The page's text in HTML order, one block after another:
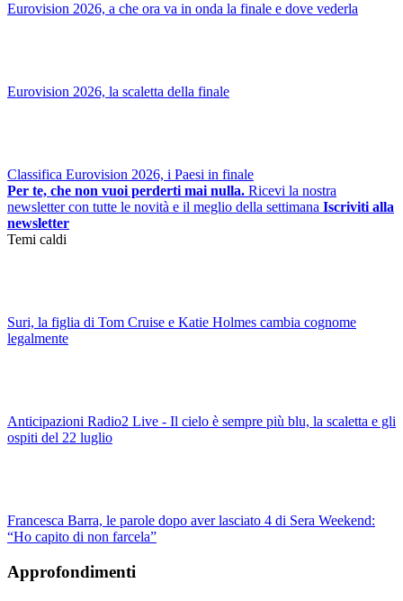
Eurovision 2026, a che ora va in onda la finale e dove vederla
Eurovision 2026, la scaletta della finale
Classifica Eurovision 2026, i Paesi in finale
Per te, che non vuoi perderti mai nulla. Ricevi la nostra
newsletter con tutte le novità e il meglio della settimana Iscriviti alla
newsletter
Temi caldi
Suri, la figlia di Tom Cruise e Katie Holmes cambia cognome
legalmente
Anticipazioni Radio2 Live - Il cielo è sempre più blu, la scaletta e gli
ospiti del 22 luglio
Francesca Barra, le parole dopo aver lasciato 4 di Sera Weekend:
“Ho capito di non farcela”
Approfondimenti